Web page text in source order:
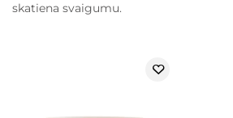
skatiena svaigumu.